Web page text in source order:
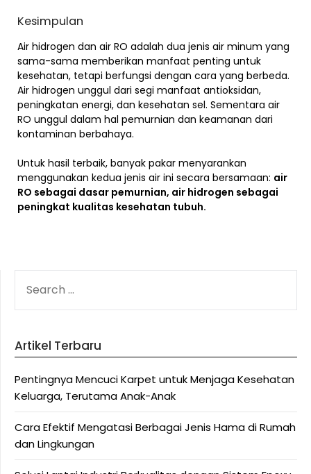
Kesimpulan
Air hidrogen dan air RO adalah dua jenis air minum yang
sama-sama memberikan manfaat penting untuk
kesehatan, tetapi berfungsi dengan cara yang berbeda.
Air hidrogen unggul dari segi manfaat antioksidan,
peningkatan energi, dan kesehatan sel. Sementara air
RO unggul dalam hal pemurnian dan keamanan dari
kontaminan berbahaya.
Untuk hasil terbaik, banyak pakar menyarankan
menggunakan kedua jenis air ini secara bersamaan: air
RO sebagai dasar pemurnian, air hidrogen sebagai
peningkat kualitas kesehatan tubuh.
FOR:
Artikel Terbaru
Pentingnya Mencuci Karpet untuk Menjaga Kesehatan
Keluarga, Terutama Anak-Anak
Cara Efektif Mengatasi Berbagai Jenis Hama di Rumah
dan Lingkungan